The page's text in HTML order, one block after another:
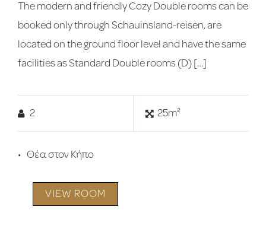
The modern and friendly Cozy Double rooms can be
booked only through Schauinsland-reisen, are
located on the ground floor level and have the same
facilities as Standard Double rooms (D) […]
2 25m²
Θέα στον Κήπο
VIEW ROOM